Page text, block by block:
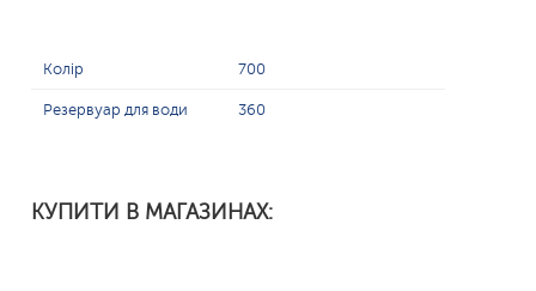
Колір 700
Резервуар для води 360
КУПИТИ В МАГАЗИНАХ: